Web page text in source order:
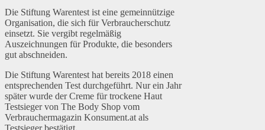
Die Stiftung Warentest ist eine gemeinnützige
Organisation, die sich für Verbraucherschutz
einsetzt. Sie vergibt regelmäßig
Auszeichnungen für Produkte, die besonders
gut abschneiden.
Die Stiftung Warentest hat bereits 2018 einen
entsprechenden Test durchgeführt. Nur ein Jahr
später wurde der Creme für trockene Haut
Testsieger von The Body Shop vom
Verbrauchermagazin Konsument.at als